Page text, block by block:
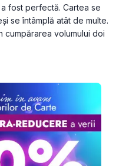
a fost perfectă. Cartea se
se întâmplă atât de multe.
cumpărarea volumului doi